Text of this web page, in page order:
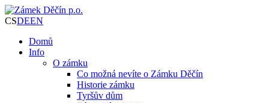
CSDEEN
Domů
Info
O zámku
Co možná nevíte o Zámku Děčín
Historie zámku
Tyršův dům